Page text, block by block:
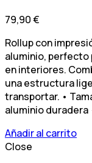
79,90€
Rollup con
aluminio, perfecto
en interiores.
una estructura
transportar. •
aluminio duradera
Añadir al carrito
Close